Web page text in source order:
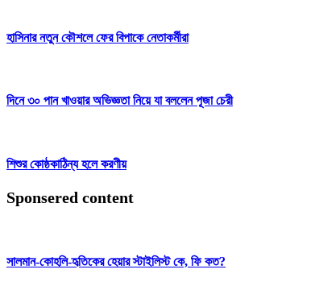
হাসিনার নতুন কৌশলে ফের বিপাকে নেতাকর্মীরা
দিনে ৩০ পান খাওয়ার অভিজ্ঞতা নিয়ে যা বললেন পূজা চেরী
শিশুর কোষ্ঠকাঠিন্য হলে করণীয়
Sponsered content
সালমান-কোহলি-হৃতিকের হেয়ার স্টাইলিস্ট কে, ফি কত?